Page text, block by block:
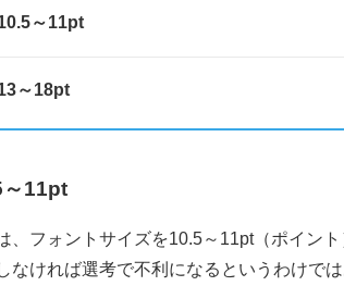
～11pt
～18pt
～11pt
、フォントサイズを10.5～11pt（ポイン
なければ選考で不利になるというわけでは